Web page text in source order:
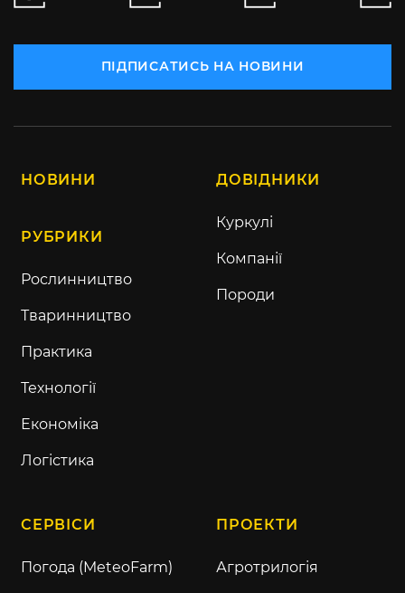
ПІДПИСАТИСЬ НА НОВИНИ
НОВИНИ
РУБРИКИ
Рослинництво
Тваринництво
Практика
Технології
Економіка
Логістика
ДОВІДНИКИ
Куркулі
Компанії
Породи
СЕРВІСИ
Погода (MeteoFarm)
ПРОЕКТИ
Агротрилогія